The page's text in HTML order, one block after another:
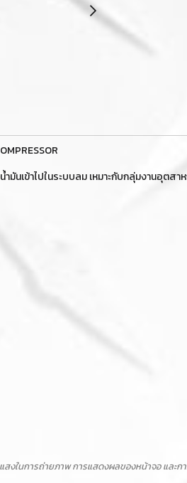
นเข้าไปในระบบลม เหมาะกับกลุ่มงานอุตส
สงในการถ่ายภาพ การแสดงผลของหน้าจอ แล